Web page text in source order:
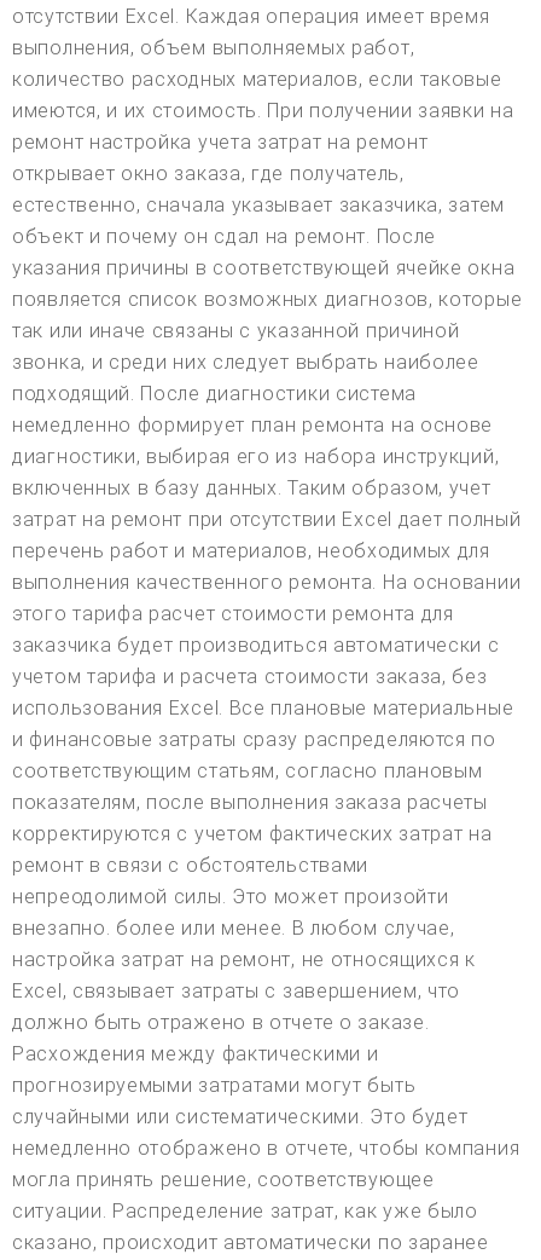
отсутствии Excel. Каждая операция имеет время
выполнения, объем выполняемых работ,
количество расходных материалов, если таковые
имеются, и их стоимость. При получении заявки на
ремонт настройка учета затрат на ремонт
открывает окно заказа, где получатель,
естественно, сначала указывает заказчика, затем
объект и почему он сдал на ремонт. После
указания причины в соответствующей ячейке окна
появляется список возможных диагнозов, которые
так или иначе связаны с указанной причиной
звонка, и среди них следует выбрать наиболее
подходящий. После диагностики система
немедленно формирует план ремонта на основе
диагностики, выбирая его из набора инструкций,
включенных в базу данных. Таким образом, учет
затрат на ремонт при отсутствии Excel дает полный
перечень работ и материалов, необходимых для
выполнения качественного ремонта. На основании
этого тарифа расчет стоимости ремонта для
заказчика будет производиться автоматически с
учетом тарифа и расчета стоимости заказа, без
использования Excel. Все плановые материальные
и финансовые затраты сразу распределяются по
соответствующим статьям, согласно плановым
показателям, после выполнения заказа расчеты
корректируются с учетом фактических затрат на
ремонт в связи с обстоятельствами
непреодолимой силы. Это может произойти
внезапно. более или менее. В любом случае,
настройка затрат на ремонт, не относящихся к
Excel, связывает затраты с завершением, что
должно быть отражено в отчете о заказе.
Расхождения между фактическими и
прогнозируемыми затратами могут быть
случайными или систематическими. Это будет
немедленно отображено в отчете, чтобы компания
могла принять решение, соответствующее
ситуации. Распределение затрат, как уже было
сказано, происходит автоматически по заранее